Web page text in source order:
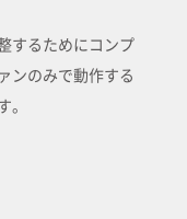
するためにコンプ
ンのみで動作する